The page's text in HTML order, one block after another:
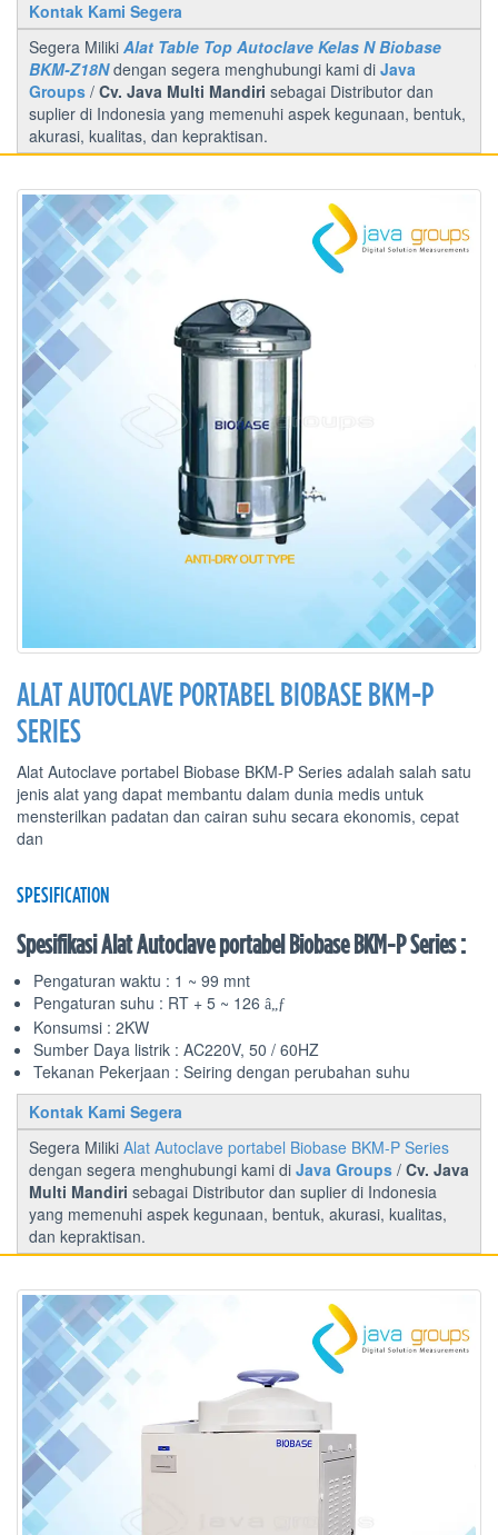
Kontak Kami Segera
Segera Miliki Alat Table Top Autoclave Kelas N Biobase
BKM-Z18Ndengan segera menghubungi kami di Java
Groups / Cv. Java Multi Mandiri sebagai Distributor dan
suplier di Indonesia yang memenuhi aspek kegunaan, bentuk,
akurasi, kualitas, dan kepraktisan.
ALAT AUTOCLAVE PORTABEL BIOBASE BKM-P
SERIES
Alat Autoclave portabel Biobase BKM-P Series adalah salah satu
jenis alat yang dapat membantu dalam dunia medis untuk
mensterilkan padatan dan cairan suhu secara ekonomis, cepat
dan
SPESIFICATION
Spesifikasi Alat Autoclave portabel Biobase BKM-P Series :
Pengaturan waktu : 1 ~ 99 mnt
Pengaturan suhu : RT + 5 ~ 126 â„ƒ
Konsumsi : 2KW
Sumber Daya listrik : AC220V, 50 / 60HZ
Tekanan Pekerjaan : Seiring dengan perubahan suhu
Kontak Kami Segera
Segera Miliki Alat Autoclave portabel Biobase BKM-P Series
dengan segera menghubungi kami di Java Groups / Cv. Java
Multi Mandiri sebagai Distributor dan suplier di Indonesia
yang memenuhi aspek kegunaan, bentuk, akurasi, kualitas,
dan kepraktisan.